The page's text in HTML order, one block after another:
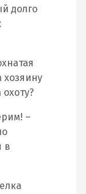
долго
хозяину
–
в